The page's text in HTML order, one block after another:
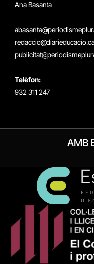
Ana Basanta
Telèfon:
932 311 247
AMB